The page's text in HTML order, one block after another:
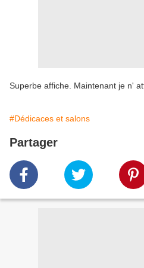
Superbe affiche. Maintenant je n'
#Dédicaces et salons
Partager